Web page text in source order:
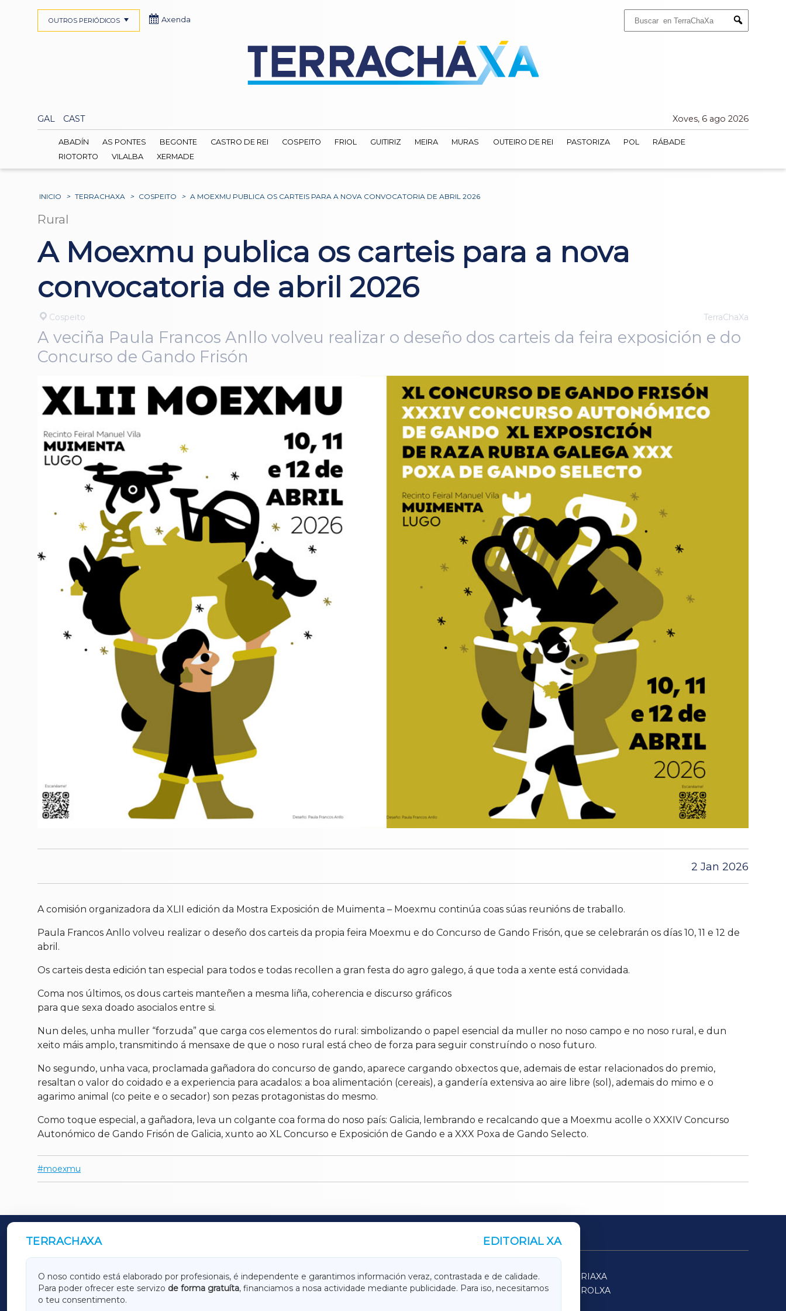
Submit
GAL CAST Xoves, 6 ago 2026
OUTROS PERIÓDICOS Axenda
ABADÍN AS PONTES BEGONTE CASTRO DE REI COSPEITO FRIOL GUITIRIZ MEIRA MURAS OUTEIRO DE REI PASTORIZA POL
RÁBADE
RIOTORTO
VILALBA XERMADE
INICIO > TERRACHAXA > COSPEITO > A MOEXMU PUBLICA OS CARTEIS PARA A NOVA CONVOCATORIA DE ABRIL 2026
Rural
A Moexmu publica os carteis para a nova
convocatoria de abril 2026
Cospeito TerraChaXa
A veciña Paula Francos Anllo volveu realizar o deseño dos carteis da feira exposición e do
Concurso de Gando Frisón
2 Jan 2026
A comisión organizadora da XLII edición da Mostra Exposición de Muimenta – Moexmu continúa coas súas reunións de traballo.
Paula Francos Anllo volveu realizar o deseño dos carteis da propia feira Moexmu e do Concurso de Gando Frisón, que se celebrarán os días 10, 11 e 12 de
abril.
Os carteis desta edición tan especial para todos e todas recollen a gran festa do agro galego, á que toda a xente está convidada.
Coma nos últimos, os dous carteis manteñen a mesma liña, coherencia e discurso gráficos
para que sexa doado asocialos entre si.
Nun deles, unha muller “forzuda” que carga cos elementos do rural: simbolizando o papel esencial da muller no noso campo e no noso rural, e dun
xeito máis amplo, transmitindo á mensaxe de que o noso rural está cheo de forza para seguir construíndo o noso futuro.
No segundo, unha vaca, proclamada gañadora do concurso de gando, aparece cargando obxectos que, ademais de estar relacionados do premio,
resaltan o valor do coidado e a experiencia para acadalos: a boa alimentación (cereais), a gandería extensiva ao aire libre (sol), ademais do mimo e o
agarimo animal (co peite e o secador) son pezas protagonistas do mesmo.
Como toque especial, a gañadora, leva un colgante coa forma do noso país: Galicia, lembrando e recalcando que a Moexmu acolle o XXXIV Concurso
Autonómico de Gando Frisón de Galicia, xunto ao XL Concurso e Exposición de Gando e a XXX Poxa de Gando Selecto.
moexmu
TERRACHAXA EDITORIAL XA
O noso contido está elaborado por profesionais, é independente e garantimos información veraz, contrastada e de calidade.
Para poder ofrecer este servizo de forma gratuíta, financiamos a nosa actividade mediante publicidade. Para iso, necesitamos
o teu consentimento.
OUTROS PERIÓDICOS
GALICIAXA LUGOXA TERRACHAXA
SARRIAXA
AMARIÑAXA
RIBEIRASACRAXA ACORUÑAXA
FERROLXA
OURENSEXA